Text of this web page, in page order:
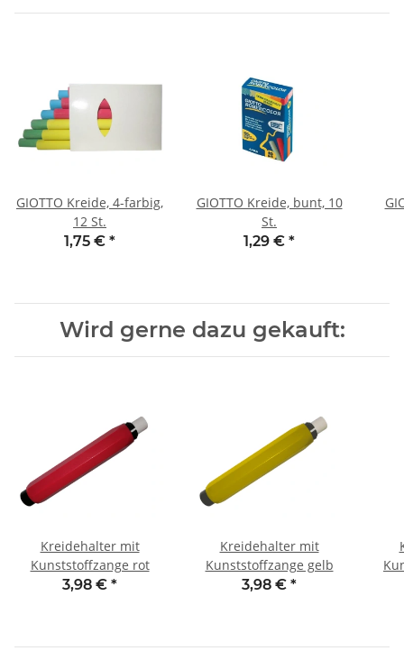
GIOTTO Kreide, 4-farbig,
12 St.
1,75 € *
GIOTTO Kreide, bunt, 10
St.
1,29 € *
Wird gerne dazu gekauft:
Kreidehalter mit
Kunststoffzange rot
3,98 € *
Kreidehalter mit
Kunststoffzange gelb
3,98 € *